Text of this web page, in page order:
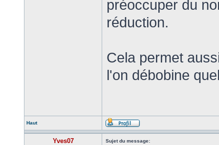
préoccuper du
réduction.
Cela permet
l'on débobine
Haut
Yves07 Sujet du message: